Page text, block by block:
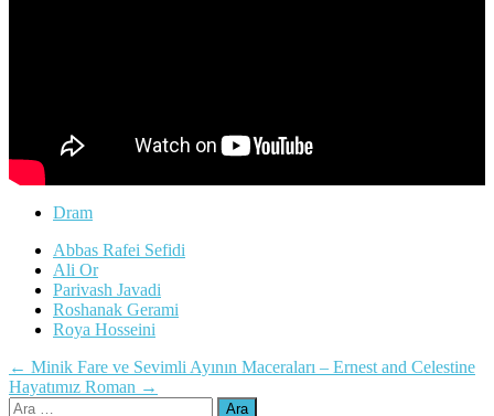
Dram
Abbas Rafei Sefidi
Ali Or
Parivash Javadi
Roshanak Gerami
Roya Hosseini
Yazı
dolaşımı
← Minik Fare ve Sevimli Ayının Maceraları – Ernest and Celestine
Hayatımız Roman →
Arama: